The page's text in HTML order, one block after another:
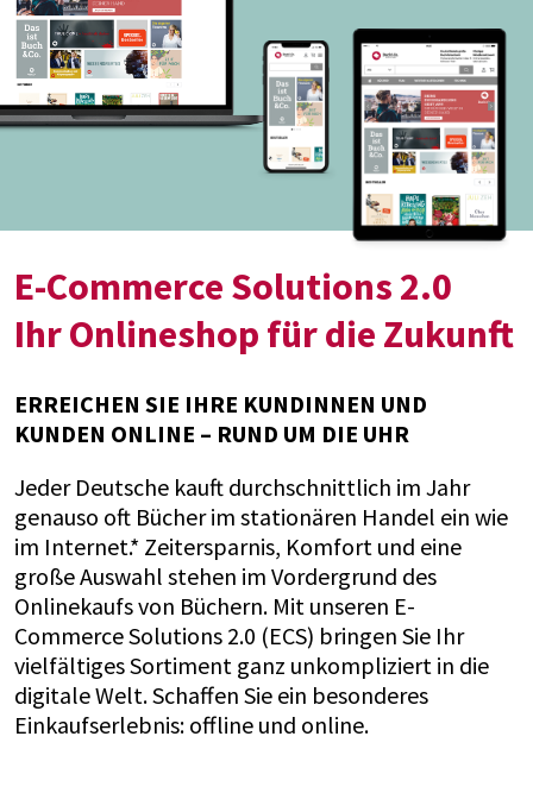
E-Commerce Solutions 2.0
Ihr Onlineshop für die Zukunft
ERREICHEN SIE IHRE KUNDINNEN UND
KUNDEN ONLINE – RUND UM DIE UHR
Jeder Deutsche kauft durchschnittlich im Jahr
genauso oft Bücher im stationären Handel ein wie
im Internet.* Zeitersparnis, Komfort und eine
große Auswahl stehen im Vordergrund des
Onlinekaufs von Büchern. Mit unseren E-
Commerce Solutions 2.0 (ECS) bringen Sie Ihr
vielfältiges Sortiment ganz unkompliziert in die
digitale Welt. Schaffen Sie ein besonderes
Einkaufserlebnis: offline und online.